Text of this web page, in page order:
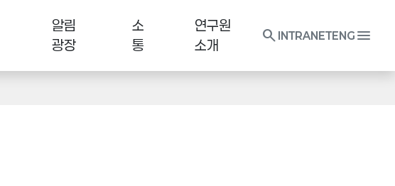
알림
광장
소
통
연구원
소개
search INTRANETENG menu